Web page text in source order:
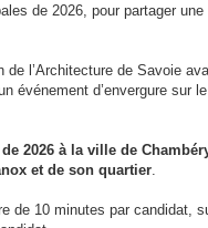
de 2026, pour partager
l’Architecture de Savoie
événement d’envergure sur
2026 à la ville de
et de son quartier.
de 10 minutes par candidat,